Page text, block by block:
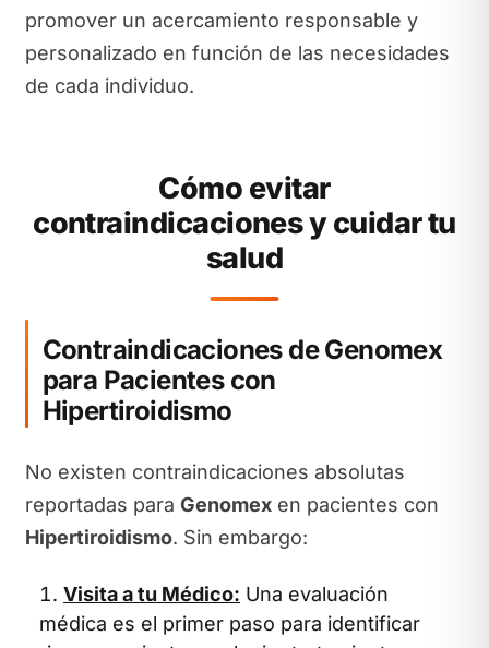
promover un acercamiento responsable y
personalizado en función de las necesidades
de cada individuo.
Cómo evitar
contraindicaciones y cuidar tu
salud
Contraindicaciones de Genomex
para Pacientes con
Hipertiroidismo
No existen contraindicaciones absolutas
reportadas para Genomexen pacientes con
Hipertiroidismo. Sin embargo:
Visita a tu Médico: Una evaluación
médica es el primer paso para identificar